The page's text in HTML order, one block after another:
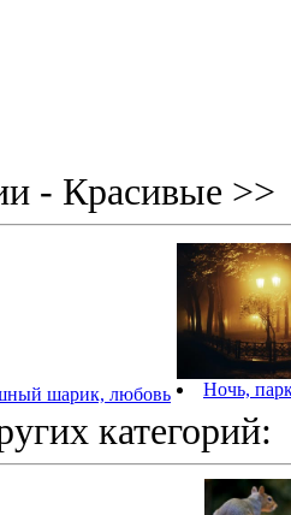
- Красивые >>
шарик, любовь Ночь,
категорий: